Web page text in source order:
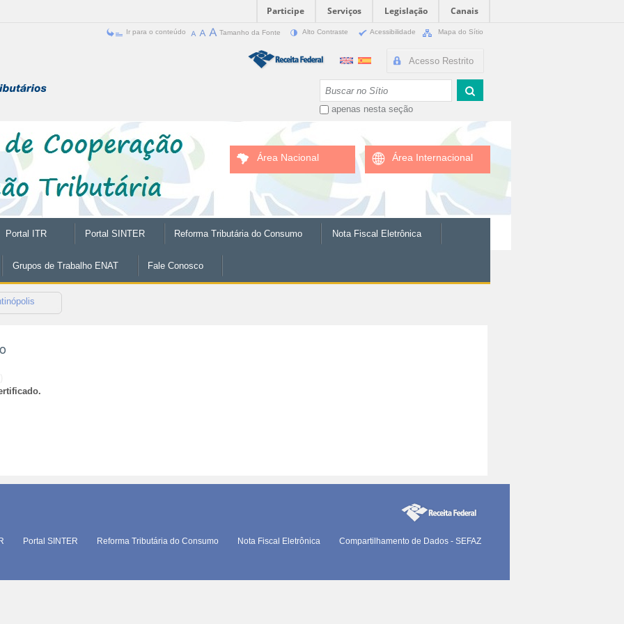
Participe Serviços Legislação
Canais
Ir para o conteúdo Tamanho da Fonte Alto Contraste Acessibilidade Mapa do Sítio
Acesso Restrito
apenas nesta seção
Área Nacional Área Internacional
Portal ITR Portal SINTER Reforma Tributária do Consumo Nota Fiscal Eletrônica
Grupos de Trabalho ENAT Fale Conosco
Portal SINTER Reforma Tributária do Consumo Nota Fiscal Eletrônica
Compartilhamento de Dados - SEFAZ